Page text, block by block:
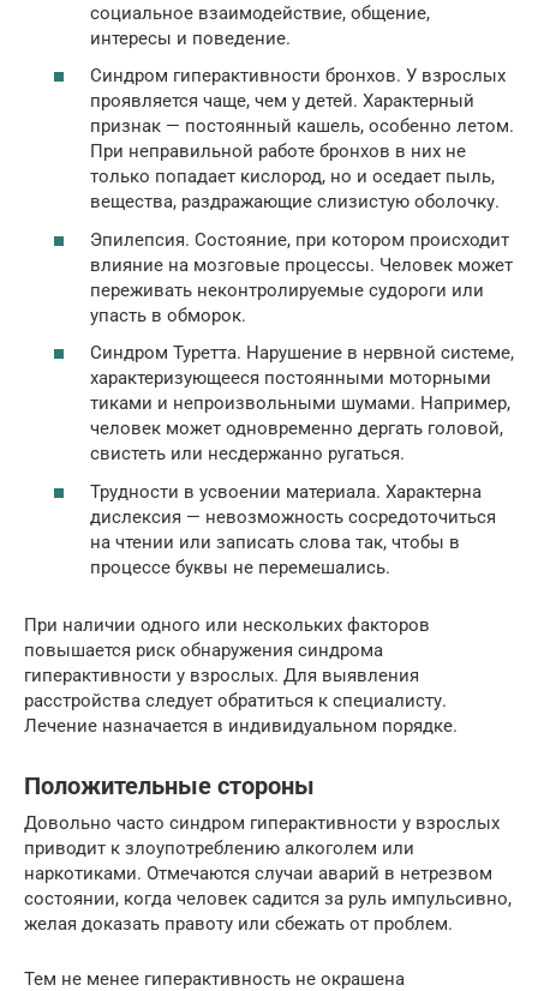
социальное взаимодействие, общение,
интересы и поведение.
Синдром гиперактивности бронхов. У взрослых
проявляется чаще, чем у детей. Характерный
признак — постоянный кашель, особенно летом.
При неправильной работе бронхов в них не
только попадает кислород, но и оседает пыль,
вещества, раздражающие слизистую оболочку.
Эпилепсия. Состояние, при котором происходит
влияние на мозговые процессы. Человек может
переживать неконтролируемые судороги или
упасть в обморок.
Синдром Туретта. Нарушение в нервной системе,
характеризующееся постоянными моторными
тиками и непроизвольными шумами. Например,
человек может одновременно дергать головой,
свистеть или несдержанно ругаться.
Трудности в усвоении материала. Характерна
дислексия — невозможность сосредоточиться
на чтении или записать слова так, чтобы в
процессе буквы не перемешались.
При наличии одного или нескольких факторов
повышается риск обнаружения синдрома
гиперактивности у взрослых. Для выявления
расстройства следует обратиться к специалисту.
Лечение назначается в индивидуальном порядке.
Положительные стороны
Довольно часто синдром гиперактивности у взрослых
приводит к злоупотреблению алкоголем или
наркотиками. Отмечаются случаи аварий в нетрезвом
состоянии, когда человек садится за руль импульсивно,
желая доказать правоту или сбежать от проблем.
Тем не менее гиперактивность не окрашена